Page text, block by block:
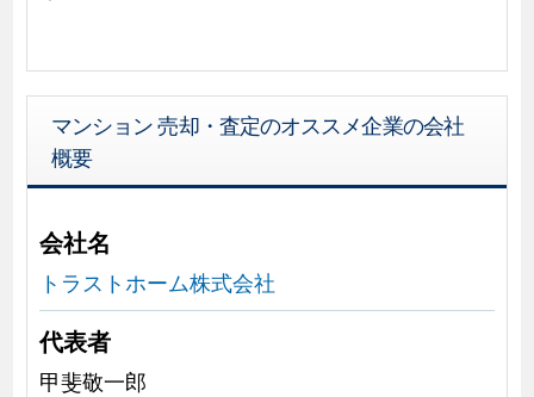
マンション 売却・査定のオススメ企業の会社
概要
会社名
トラストホーム株式会社
代表者
甲斐敬一郎